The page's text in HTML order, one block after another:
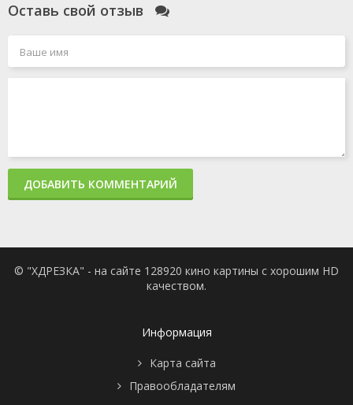
Оставь свой отзыв
ДОБАВИТЬ КОММЕНТАРИЙ
© "ХДРЕЗКА" - на сайте 128920 кино картины с хорошим HD
качеством.
Информация
Карта сайта
Правообладателям